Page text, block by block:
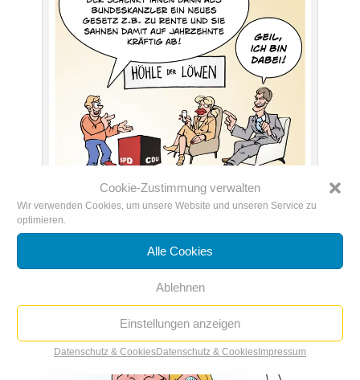
Cookie-Zustimmung verwalten
Wir verwenden Cookies, um unsere Website und unseren Service zu
optimieren.
Alle Cookies
Ablehnen
Einstellungen anzeigen
Datenschutz & CookiesDatenschutz & Cookies Impressum
Höhle der Löwen